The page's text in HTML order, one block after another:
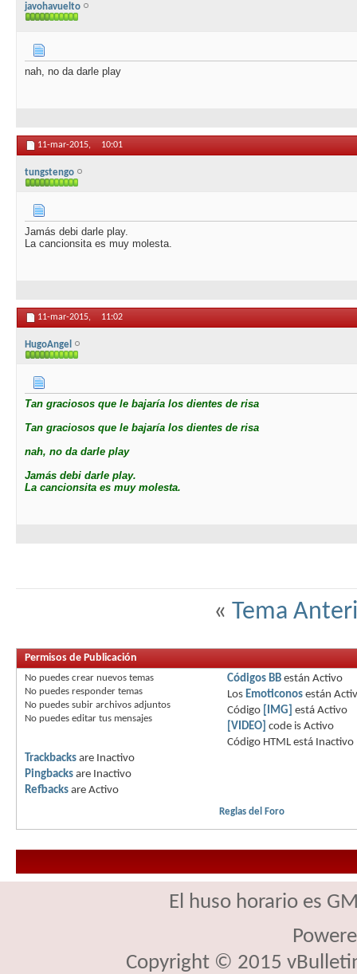
javohavuelto
nah, no da darle play
11-mar-2015, 10:01
tungstengo
Jamás debi darle play.
La cancionsita es muy molesta.
11-mar-2015, 11:02
HugoAngel
Tan graciosos que le bajaría los dientes de risa
Tan graciosos que le bajaría los dientes de risa
nah, no da darle play
Jamás debi darle play.
La cancionsita es muy molesta.
« Tema
Permisos de Publicación
No puedes crear nuevos temas
No puedes responder temas
No puedes subir archivos adjuntos
No puedes editar tus mensajes
Códigos BB están Activo
Los Emoticonos están
Código [IMG] está Activo
[VIDEO] code is Activo
Código HTML está Inactivo
Trackbacks are Inactivo
Pingbacks are Inactivo
Refbacks are Activo
Reglas del Foro
El huso horario es
Copyright © 2015